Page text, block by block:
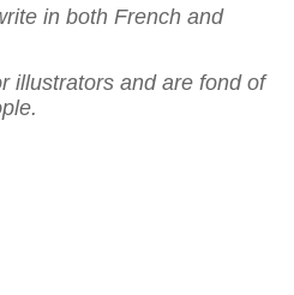
in both French and
illustrators and are fond of